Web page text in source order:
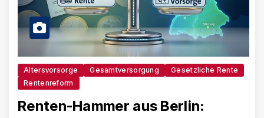
Altersvorsorge Gesamtversorgung
Gesetzliche Rente
Rentenreform
Renten-Hammer aus Berlin: